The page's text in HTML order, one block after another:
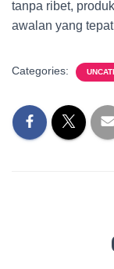
tanpa ribet,
awalan yang
Categories: